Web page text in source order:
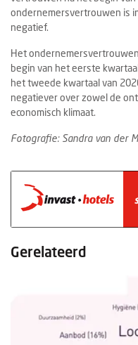
ondernemersvertrouwen is
negatief.
Het
begin van het eerste
het tweede kwartaal van
negatiever over zowel de
economisch klimaat.
Fotografie: Sandra van der
Gerelateerd